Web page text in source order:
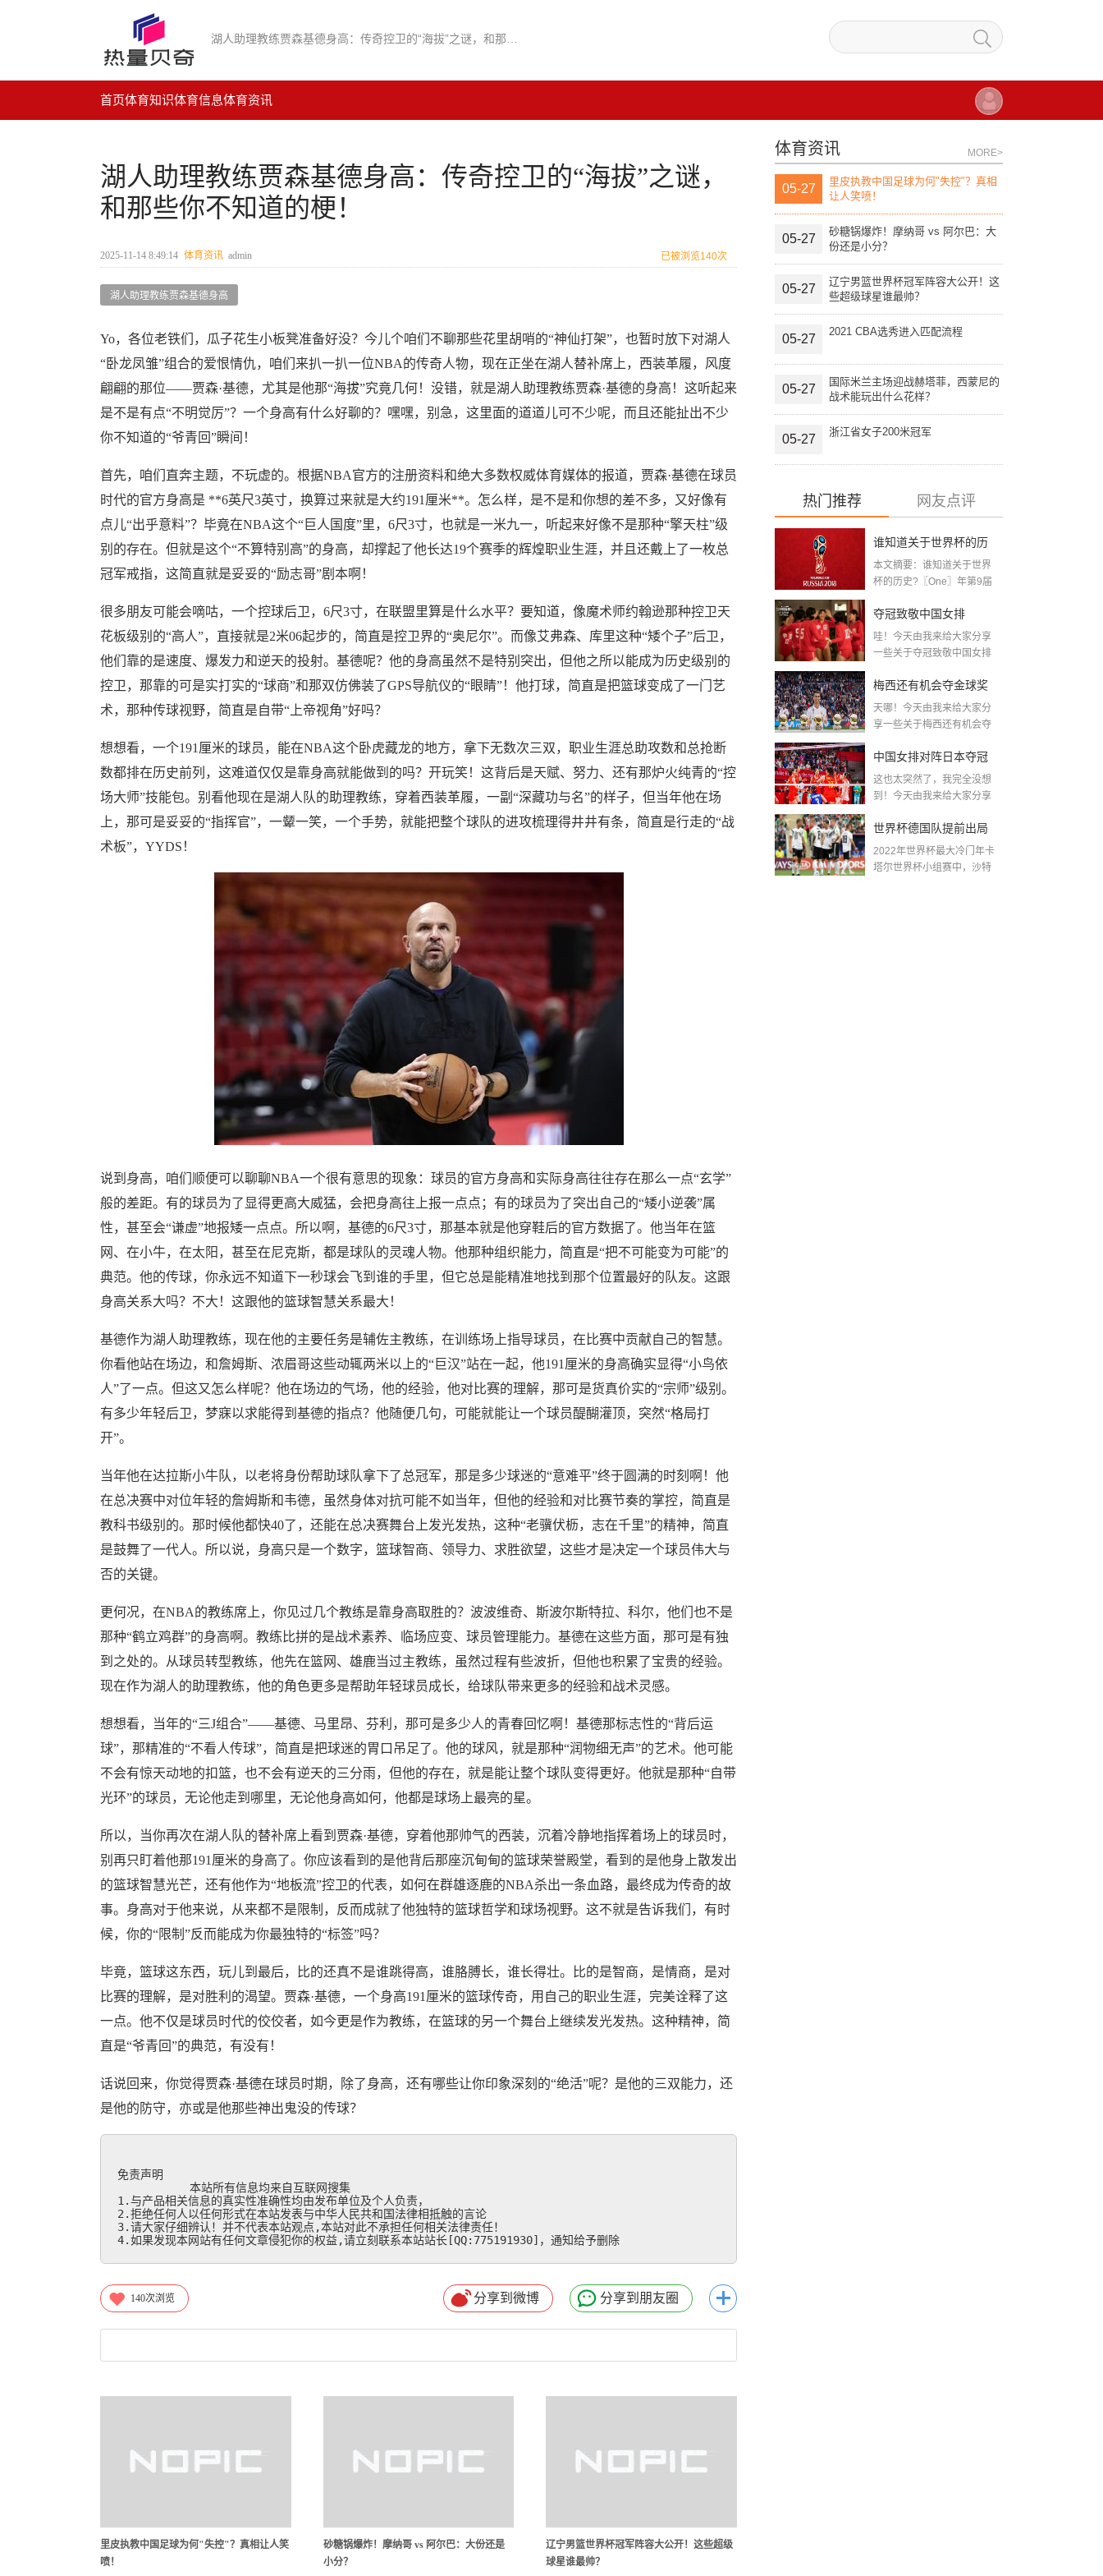
首页体育知识体育信息体育资讯
湖人助理教练贾森基德身高：传奇控卫的“海拔”之谜，
和那些你不知道的梗！
2025-11-14 8:49:14 体育资讯 admin 已被浏览140次
湖人助理教练贾森基德身高
Yo，各位老铁们，瓜子花生小板凳准备好没？今儿个咱们不聊那些花里胡哨的“神仙打架”，也暂时放下对湖人
“卧龙凤雏”组合的爱恨情仇，咱们来扒一扒一位NBA的传奇人物，现在正坐在湖人替补席上，西装革履，风度
翩翩的那位——贾森·基德，尤其是他那“海拔”究竟几何！没错，就是湖人助理教练贾森·基德的身高！这听起来
是不是有点“不明觉厉”？一个身高有什么好聊的？嘿嘿，别急，这里面的道道儿可不少呢，而且还能扯出不少
你不知道的“爷青回”瞬间！
首先，咱们直奔主题，不玩虚的。根据NBA官方的注册资料和绝大多数权威体育媒体的报道，贾森·基德在球员
时代的官方身高是 **6英尺3英寸，换算过来就是大约191厘米**。怎么样，是不是和你想的差不多，又好像有
点儿“出乎意料”？毕竟在NBA这个“巨人国度”里，6尺3寸，也就是一米九一，听起来好像不是那种“擎天柱”级
别的存在。但就是这个“不算特别高”的身高，却撑起了他长达19个赛季的辉煌职业生涯，并且还戴上了一枚总
冠军戒指，这简直就是妥妥的“励志哥”剧本啊！
很多朋友可能会嘀咕，一个控球后卫，6尺3寸，在联盟里算是什么水平？要知道，像魔术师约翰逊那种控卫天
花板级别的“高人”，直接就是2米06起步的，简直是控卫界的“奥尼尔”。而像艾弗森、库里这种“矮个子”后卫，
他们靠的是速度、爆发力和逆天的投射。基德呢？他的身高虽然不是特别突出，但他之所以能成为历史级别的
控卫，那靠的可是实打实的“球商”和那双仿佛装了GPS导航仪的“眼睛”！他打球，简直是把篮球变成了一门艺
术，那种传球视野，简直是自带“上帝视角”好吗？
想想看，一个191厘米的球员，能在NBA这个卧虎藏龙的地方，拿下无数次三双，职业生涯总助攻数和总抢断
数都排在历史前列，这难道仅仅是靠身高就能做到的吗？开玩笑！这背后是天赋、努力、还有那炉火纯青的“控
场大师”技能包。别看他现在是湖人队的助理教练，穿着西装革履，一副“深藏功与名”的样子，但当年他在场
上，那可是妥妥的“指挥官”，一颦一笑，一个手势，就能把整个球队的进攻梳理得井井有条，简直是行走的“战
术板”，YYDS！
说到身高，咱们顺便可以聊聊NBA一个很有意思的现象：球员的官方身高和实际身高往往存在那么一点“玄学”
般的差距。有的球员为了显得更高大威猛，会把身高往上报一点点；有的球员为了突出自己的“矮小逆袭”属
性，甚至会“谦虚”地报矮一点点。所以啊，基德的6尺3寸，那基本就是他穿鞋后的官方数据了。他当年在篮
网、在小牛，在太阳，甚至在尼克斯，都是球队的灵魂人物。他那种组织能力，简直是“把不可能变为可能”的
典范。他的传球，你永远不知道下一秒球会飞到谁的手里，但它总是能精准地找到那个位置最好的队友。这跟
身高关系大吗？不大！这跟他的篮球智慧关系最大！
基德作为湖人助理教练，现在他的主要任务是辅佐主教练，在训练场上指导球员，在比赛中贡献自己的智慧。
你看他站在场边，和詹姆斯、浓眉哥这些动辄两米以上的“巨汉”站在一起，他191厘米的身高确实显得“小鸟依
人”了一点。但这又怎么样呢？他在场边的气场，他的经验，他对比赛的理解，那可是货真价实的“宗师”级别。
有多少年轻后卫，梦寐以求能得到基德的指点？他随便几句，可能就能让一个球员醍醐灌顶，突然“格局打
开”。
当年他在达拉斯小牛队，以老将身份帮助球队拿下了总冠军，那是多少球迷的“意难平”终于圆满的时刻啊！他
在总决赛中对位年轻的詹姆斯和韦德，虽然身体对抗可能不如当年，但他的经验和对比赛节奏的掌控，简直是
教科书级别的。那时候他都快40了，还能在总决赛舞台上发光发热，这种“老骥伏枥，志在千里”的精神，简直
是鼓舞了一代人。所以说，身高只是一个数字，篮球智商、领导力、求胜欲望，这些才是决定一个球员伟大与
否的关键。
更何况，在NBA的教练席上，你见过几个教练是靠身高取胜的？波波维奇、斯波尔斯特拉、科尔，他们也不是
那种“鹤立鸡群”的身高啊。教练比拼的是战术素养、临场应变、球员管理能力。基德在这些方面，那可是有独
到之处的。从球员转型教练，他先在篮网、雄鹿当过主教练，虽然过程有些波折，但他也积累了宝贵的经验。
现在作为湖人的助理教练，他的角色更多是帮助年轻球员成长，给球队带来更多的经验和战术灵感。
想想看，当年的“三J组合”——基德、马里昂、芬利，那可是多少人的青春回忆啊！基德那标志性的“背后运
球”，那精准的“不看人传球”，简直是把球迷的胃口吊足了。他的球风，就是那种“润物细无声”的艺术。他可能
不会有惊天动地的扣篮，也不会有逆天的三分雨，但他的存在，就是能让整个球队变得更好。他就是那种“自带
光环”的球员，无论他走到哪里，无论他身高如何，他都是球场上最亮的星。
所以，当你再次在湖人队的替补席上看到贾森·基德，穿着他那帅气的西装，沉着冷静地指挥着场上的球员时，
别再只盯着他那191厘米的身高了。你应该看到的是他背后那座沉甸甸的篮球荣誉殿堂，看到的是他身上散发出
的篮球智慧光芒，还有他作为“地板流”控卫的代表，如何在群雄逐鹿的NBA杀出一条血路，最终成为传奇的故
事。身高对于他来说，从来都不是限制，反而成就了他独特的篮球哲学和球场视野。这不就是告诉我们，有时
候，你的“限制”反而能成为你最独特的“标签”吗？
毕竟，篮球这东西，玩儿到最后，比的还真不是谁跳得高，谁胳膊长，谁长得壮。比的是智商，是情商，是对
比赛的理解，是对胜利的渴望。贾森·基德，一个身高191厘米的篮球传奇，用自己的职业生涯，完美诠释了这
一点。他不仅是球员时代的佼佼者，如今更是作为教练，在篮球的另一个舞台上继续发光发热。这种精神，简
直是“爷青回”的典范，有没有！
话说回来，你觉得贾森·基德在球员时期，除了身高，还有哪些让你印象深刻的“绝活”呢？是他的三双能力，还
是他的防守，亦或是他那些神出鬼没的传球？
免责声明
本站所有信息均来自互联网搜集
1.与产品相关信息的真实性准确性均由发布单位及个人负责，
2.拒绝任何人以任何形式在本站发表与中华人民共和国法律相抵触的言论
3.请大家仔细辨认！并不代表本站观点,本站对此不承担任何相关法律责任！
4.如果发现本网站有任何文章侵犯你的权益,请立刻联系本站站长[QQ:775191930]，通知给予删除
140次浏览 分享到微博 分享到朋友圈
里皮执教中国足球为何"失控"？真相让人笑
喷！
砂糖锅爆炸！摩纳哥 vs 阿尔巴：大份还是
小分？
辽宁男篮世界杯冠军阵容大公开！这些超级
球星谁最帅？
体育资讯 MORE>
05-27
里皮执教中国足球为何"失控"？真相
让人笑喷！
05-27
砂糖锅爆炸！摩纳哥 vs 阿尔巴：大
份还是小分？
05-27
辽宁男篮世界杯冠军阵容大公开！这
些超级球星谁最帅？
05-27
2021 CBA选秀进入匹配流程
05-27
国际米兰主场迎战赫塔菲，西蒙尼的
战术能玩出什么花样？
05-27
浙江省女子200米冠军
热门推荐 网友点评
谁知道关于世界杯的历
史 「十二月四号世界杯
本文摘要：谁知道关于世界
杯的历史?〖One〗年第9届
夺冠致敬中国女排
〖2020关于电影 夺冠 观
哇！今天由我来给大家分享
一些关于夺冠致敬中国女排
梅西还有机会夺金球奖
〖梅老七什么梗〗
天哪！今天由我来给大家分
享一些关于梅西还有机会夺
中国女排对阵日本夺冠
了吗〖中国女排3 0复仇
这也太突然了，我完全没想
到！今天由我来给大家分享
世界杯德国队提前出局
吗,2018年世界杯德国战
2022年世界杯最大冷门年卡
塔尔世界杯小组赛中，沙特